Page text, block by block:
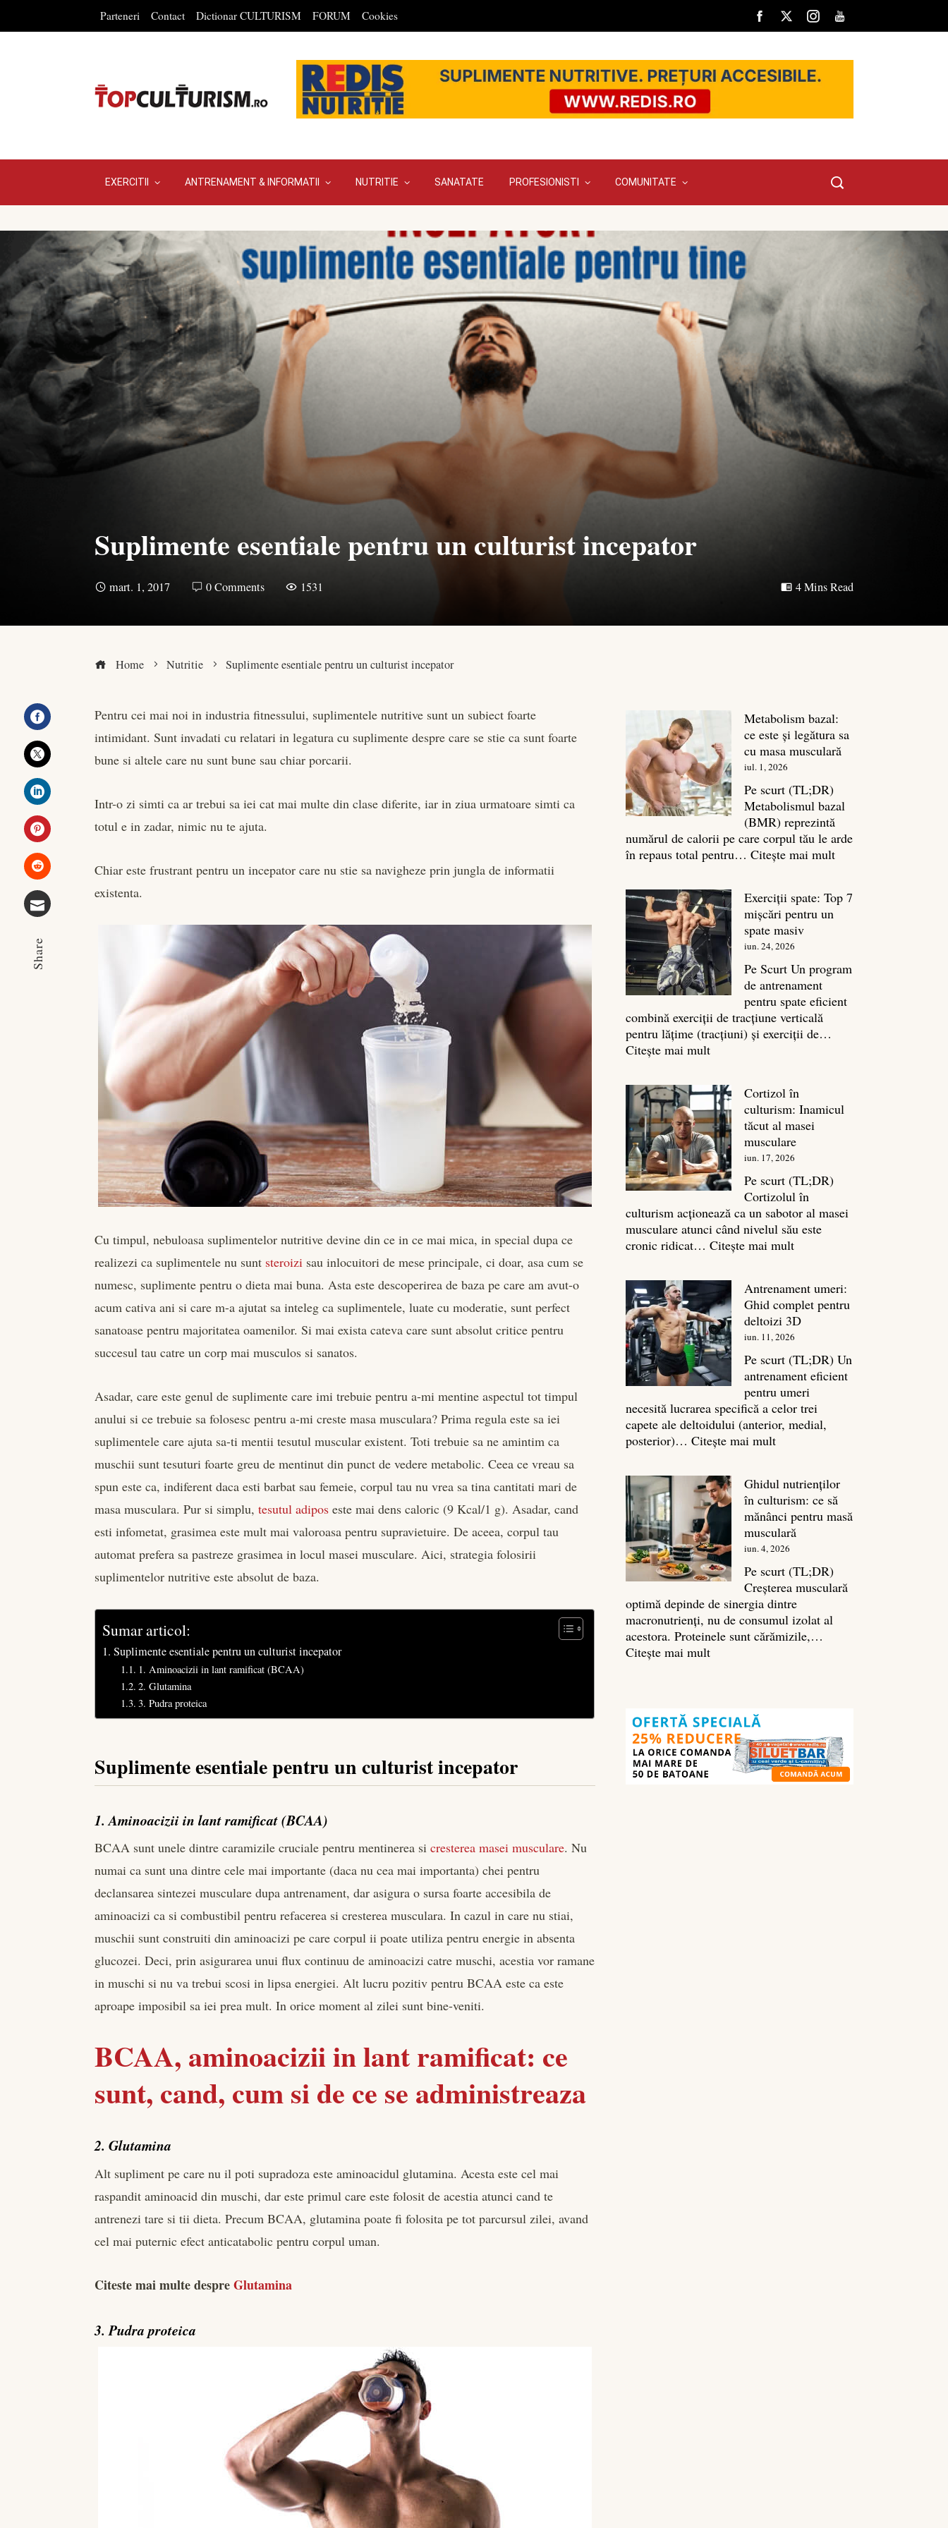
Parteneri Contact Dictionar CULTURISM FORUM Cookies
EXERCITII ANTRENAMENT & INFORMATII NUTRITIE SANATATE PROFESIONISTI COMUNITATE
Suplimente esentiale pentru un culturist incepator
mart. 1, 2017 0 Comments 1531 4 Mins Read
Home Nutritie Suplimente esentiale pentru un culturist incepator
Facebook
Twitter
LinkedIn
Pinterest
Stumbleupon
Share
Pentru cei mai noi in industria fitnessului, suplimentele nutritive sunt un subiect foarte
intimidant. Sunt invadati cu relatari in legatura cu suplimente despre care se stie ca sunt foarte
bune si altele care nu sunt bune sau chiar porcarii.
Intr-o zi simti ca ar trebui sa iei cat mai multe din clase diferite, iar in ziua urmatoare simti ca
totul e in zadar, nimic nu te ajuta.
Chiar este frustrant pentru un incepator care nu stie sa navigheze prin jungla de informatii
existenta.
Cu timpul, nebuloasa suplimentelor nutritive devine din ce in ce mai mica, in special dupa ce
realizezi ca suplimentele nu sunt steroizi sau inlocuitori de mese principale, ci doar, asa cum se
numesc, suplimente pentru o dieta mai buna. Asta este descoperirea de baza pe care am avut-o
acum cativa ani si care m-a ajutat sa inteleg ca suplimentele, luate cu moderatie, sunt perfect
sanatoase pentru majoritatea oamenilor. Si mai exista cateva care sunt absolut critice pentru
succesul tau catre un corp mai musculos si sanatos.
Asadar, care este genul de suplimente care imi trebuie pentru a-mi mentine aspectul tot timpul
anului si ce trebuie sa folosesc pentru a-mi creste masa musculara? Prima regula este sa iei
suplimentele care ajuta sa-ti mentii tesutul muscular existent. Toti trebuie sa ne amintim ca
muschii sunt tesuturi foarte greu de mentinut din punct de vedere metabolic. Ceea ce vreau sa
spun este ca, indiferent daca esti barbat sau femeie, corpul tau nu vrea sa tina cantitati mari de
masa musculara. Pur si simplu,tesutul adipos este mai dens caloric (9 Kcal/1 g). Asadar, cand
esti infometat, grasimea este mult mai valoroasa pentru supravietuire. De aceea, corpul tau
automat prefera sa pastreze grasimea in locul masei musculare. Aici, strategia folosirii
suplimentelor nutritive este absolut de baza.
Sumar articol:
Suplimente esentiale pentru un culturist incepator
1. Aminoacizii in lant ramificat (BCAA)
2. Glutamina
3. Pudra proteica
Suplimente esentiale pentru un culturist incepator
1. Aminoacizii in lant ramificat (BCAA)
BCAA sunt unele dintre caramizile cruciale pentru mentinerea sicresterea masei musculare. Nu
numai ca sunt una dintre cele mai importante (daca nu cea mai importanta) chei pentru
declansarea sintezei musculare dupa antrenament, dar asigura o sursa foarte accesibila de
aminoacizi ca si combustibil pentru refacerea si cresterea musculara. In cazul in care nu stiai,
muschii sunt construiti din aminoacizi pe care corpul ii poate utiliza pentru energie in absenta
glucozei. Deci, prin asigurarea unui flux continuu de aminoacizi catre muschi, acestia vor ramane
in muschi si nu va trebui scosi in lipsa energiei. Alt lucru pozitiv pentru BCAA este ca este
aproape imposibil sa iei prea mult. In orice moment al zilei sunt bine-veniti.
BCAA, aminoacizii in lant ramificat: ce
sunt, cand, cum si de ce se administreaza
2. Glutamina
Alt supliment pe care nu il poti supradoza este aminoacidul glutamina. Acesta este cel mai
raspandit aminoacid din muschi, dar este primul care este folosit de acestia atunci cand te
antrenezi tare si tii dieta. Precum BCAA, glutamina poate fi folosita pe tot parcursul zilei, avand
cel mai puternic efect anticatabolic pentru corpul uman.
Citeste mai multe despreGlutamina
3. Pudra proteica
Metabolism bazal:
ce este și legătura sa
cu masa musculară
iul. 1, 2026
Pe scurt (TL;DR)
Metabolismul bazal
(BMR) reprezintă
numărul de calorii pe care corpul tău le arde
în repaus total pentru…Citește mai mult:
ce
sa
masa
Exerciții spate: Top 7
mișcări pentru un
spate masiv
iun. 24, 2026
Pe Scurt Un program
de antrenament
pentru spate eficient
combină exerciții de tracțiune verticală
pentru lățime (tracțiuni) și exerciții de…
Citește mai mult:
spate:
Top
7
mișcări
pentru
un
spate
masiv
Cortizol în
culturism: Inamicul
tăcut al masei
musculare
iun. 17, 2026
Pe scurt (TL;DR)
Cortizolul în
culturism acționează ca un sabotor al masei
musculare atunci când nivelul său este
cronic ridicat…Citește mai mult:
culturism:
Inamicul
tăcut
al
masei
musculare
Antrenament umeri:
Ghid complet pentru
deltoizi 3D
iun. 11, 2026
Pe scurt (TL;DR) Un
antrenament eficient
pentru umeri
necesită lucrarea specifică a celor trei
capete ale deltoidului (anterior, medial,
posterior)…Citește mai mult:
Ghid
complet
pentru
deltoizi
3D
Ghidul nutrienților
în culturism: ce să
mănânci pentru masă
musculară
iun. 4, 2026
Pe scurt (TL;DR)
Creșterea musculară
optimă depinde de sinergia dintre
macronutrienți, nu de consumul izolat al
acestora. Proteinele sunt cărămizile,…
Citește mai mult:
culturism:
ce
să
mănânci